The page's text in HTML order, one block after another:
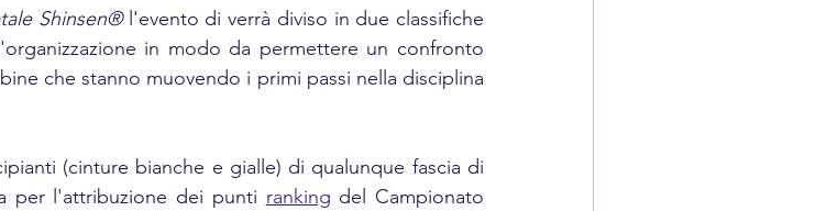
Shinsen® l'evento di verrà diviso in due classifiche
in modo da permettere un confronto
che stanno muovendo i primi passi nella disciplina
(cinture bianche e gialle) di qualunque fascia di
per l'attribuzione dei punti ranking